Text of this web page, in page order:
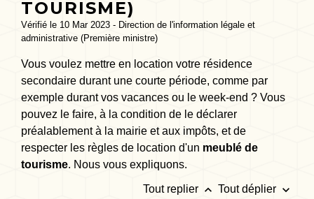
TOURISME)
Vérifié le 10 Mar 2023 - Direction de l'information légale et
administrative (Première ministre)
Vous voulez mettre en location votre résidence
secondaire durant une courte période, comme par
exemple durant vos vacances ou le week-end ? Vous
pouvez le faire, à la condition de le déclarer
préalablement à la mairie et aux impôts, et de
respecter les règles de location d'un meublé de
tourisme. Nous vous expliquons.
Tout replier keyboard_arrow_up Tout déplier keyboard_arrow_down